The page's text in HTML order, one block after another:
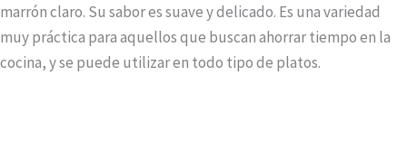
marrón claro. Su sabor es suave y delicado. Es una variedad
muy práctica para aquellos que buscan ahorrar tiempo en la
cocina, y se puede utilizar en todo tipo de platos.